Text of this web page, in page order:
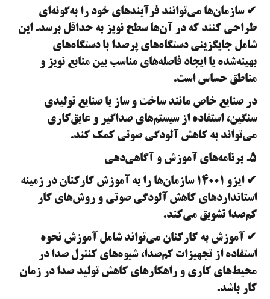
✔ سازمان‌ها می‌توانند فرآیندهای خود را به‌گونه‌ای
طراحی کنند که در آن‌ها سطح نویز به حداقل برسد. این
شامل جایگزینی دستگاه‌های پرصدا با دستگاه‌های
بهینه‌شده یا ایجاد فاصله‌های مناسب بین منابع نویز و
مناطق حساس است.
در صنایع خاص مانند ساخت و ساز یا صنایع تولیدی
سنگین، استفاده از سیستم‌های صداگیر و عایق‌کاری
می‌تواند به کاهش آلودگی صوتی کمک کند.
۵. برنامه‌های آموزش و آگاهی‌دهی
✔ ایزو ۱۴۰۰۱ سازمان‌ها را به آموزش کارکنان در زمینه
استانداردهای کاهش آلودگی صوتی و روش‌های کار
کم‌صدا تشویق می‌کند.
✔ آموزش به کارکنان می‌تواند شامل آموزش نحوه
استفاده از تجهیزات کم‌صدا، شیوه‌های کنترل صدا در
محیط‌های کاری و راهکارهای کاهش تولید صدا در زمان
کار باشد.